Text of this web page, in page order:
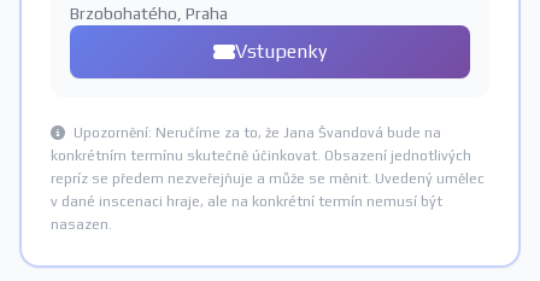
Brzobohatého, Praha
Vstupenky
Upozornění: Neručíme za to, že Jana Švandová bude na
konkrétním termínu skutečně účinkovat. Obsazení jednotlivých
repríz se předem nezveřejňuje a může se měnit. Uvedený umělec
v dané inscenaci hraje, ale na konkrétní termín nemusí být
nasazen.